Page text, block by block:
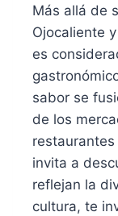
Más allá de
Ojocaliente
es
sabor se
de los
invita a
reflejan la
cultura, te